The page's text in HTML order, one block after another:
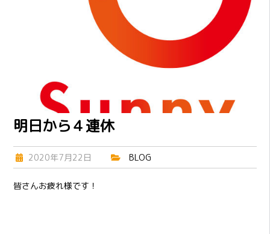
明日から４連休
2020年7月22日 BLOG
皆さんお疲れ様です！